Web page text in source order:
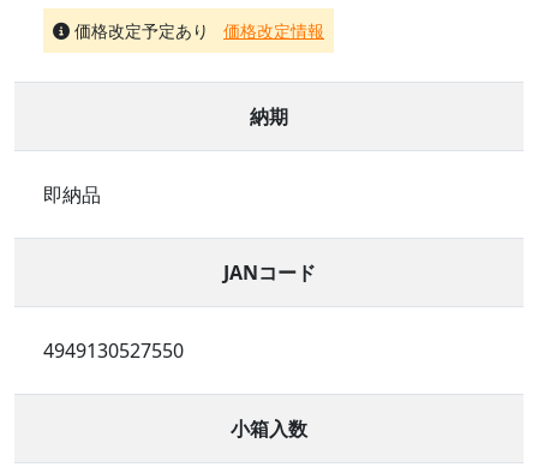
価格改定予定あり
価格改定情報
納期
即納品
JANコード
4949130527550
小箱入数